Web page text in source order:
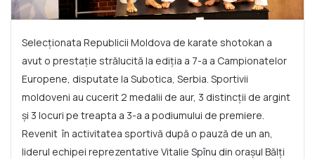
Selecționata Republicii Moldova de karate shotokan a
avut o prestație strălucită la ediția a 7-a a Campionatelor
Europene, disputate la Subotica, Serbia. Sportivii
moldoveni au cucerit 2 medalii de aur, 3 distincții de argint
și 3 locuri pe treapta a 3-a a podiumului de premiere.
Revenit în activitatea sportivă după o pauză de un an,
liderul echipei reprezentative Vitalie Spînu din orașul Bălți